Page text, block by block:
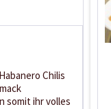
Chilis
somit ihr volles